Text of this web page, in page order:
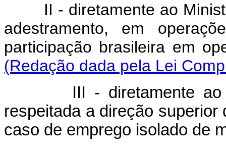
II - diretamente ao
adestramento, em
participação brasileira em
(Redação dada pela Lei
III - diretamente
respeitada a direção
caso de emprego isolado de